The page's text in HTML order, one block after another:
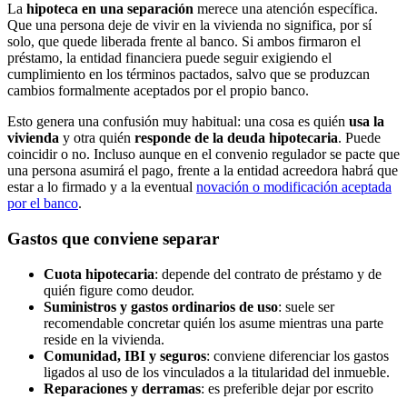
La hipoteca en una separación merece una atención específica.
Que una persona deje de vivir en la vivienda no significa, por sí
solo, que quede liberada frente al banco. Si ambos firmaron el
préstamo, la entidad financiera puede seguir exigiendo el
cumplimiento en los términos pactados, salvo que se produzcan
cambios formalmente aceptados por el propio banco.
Esto genera una confusión muy habitual: una cosa es quién usa la
vivienda y otra quién responde de la deuda hipotecaria. Puede
coincidir o no. Incluso aunque en el convenio regulador se pacte que
una persona asumirá el pago, frente a la entidad acreedora habrá que
estar a lo firmado y a la eventual novación o modificación aceptada
por el banco.
Gastos que conviene separar
Cuota hipotecaria: depende del contrato de préstamo y de
quién figure como deudor.
Suministros y gastos ordinarios de uso: suele ser
recomendable concretar quién los asume mientras una parte
reside en la vivienda.
Comunidad, IBI y seguros: conviene diferenciar los gastos
ligados al uso de los vinculados a la titularidad del inmueble.
Reparaciones y derramas: es preferible dejar por escrito